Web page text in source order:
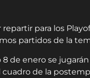
para los
partidos de la
de enero se
de la